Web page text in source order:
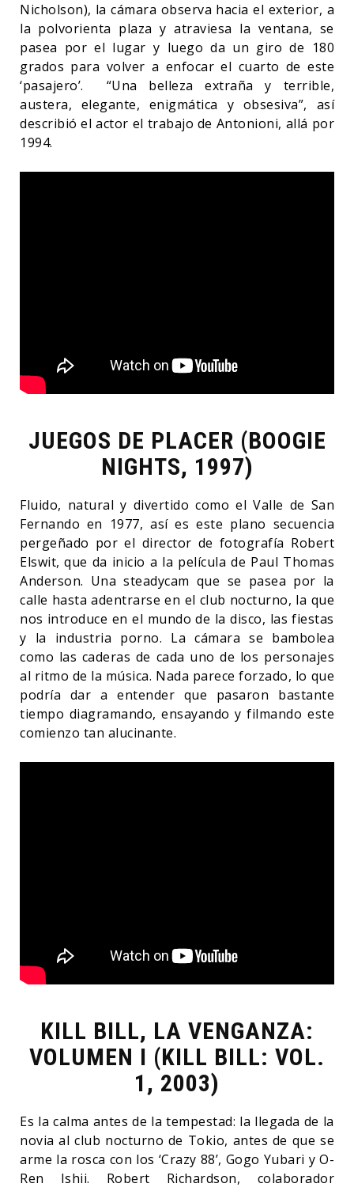
Nicholson), la cámara observa hacia el exterior, a
la polvorienta plaza y atraviesa la ventana, se
pasea por el lugar y luego da un giro de 180
grados para volver a enfocar el cuarto de este
‘pasajero’. “Una belleza extraña y terrible,
austera, elegante, enigmática y obsesiva”, así
describió el actor el trabajo de Antonioni, allá por
1994.
JUEGOS DE PLACER (BOOGIE
NIGHTS, 1997)
Fluido, natural y divertido como el Valle de San
Fernando en 1977, así es este plano secuencia
pergeñado por el director de fotografía Robert
Elswit, que da inicio a la película de Paul Thomas
Anderson. Una steadycam que se pasea por la
calle hasta adentrarse en el club nocturno, la que
nos introduce en el mundo de la disco, las fiestas
y la industria porno. La cámara se bambolea
como las caderas de cada uno de los personajes
al ritmo de la música. Nada parece forzado, lo que
podría dar a entender que pasaron bastante
tiempo diagramando, ensayando y filmando este
comienzo tan alucinante.
KILL BILL, LA VENGANZA:
VOLUMEN I (KILL BILL: VOL.
1, 2003)
Es la calma antes de la tempestad: la llegada de la
novia al club nocturno de Tokio, antes de que se
arme la rosca con los ‘Crazy 88’, Gogo Yubari y O-
Ren Ishii. Robert Richardson, colaborador